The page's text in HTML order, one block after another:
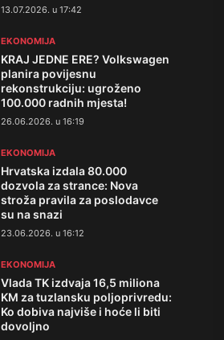
13.07.2026. u 17:42
EKONOMIJA
KRAJ JEDNE ERE? Volkswagen
planira povijesnu
rekonstrukciju: ugroženo
100.000 radnih mjesta!
26.06.2026. u 16:19
EKONOMIJA
Hrvatska izdala 80.000
dozvola za strance: Nova
stroža pravila za poslodavce
su na snazi
23.06.2026. u 16:12
EKONOMIJA
Vlada TK izdvaja 16,5 miliona
KM za tuzlansku poljoprivredu:
Ko dobiva najviše i hoće li biti
dovoljno